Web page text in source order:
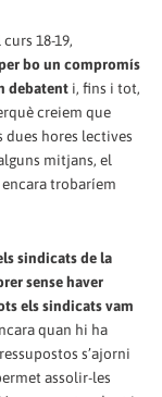
18-19,
bo un compromís
debatent i, fins i tot,
creiem que
hores lectives
mitjans, el
trobaríem
sindicats de la
sense haver
els sindicats vam
quan hi ha
s’ajorni
assolir-les